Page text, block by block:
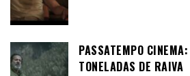
PASSATEMPO
TONELADAS DE RAIVA